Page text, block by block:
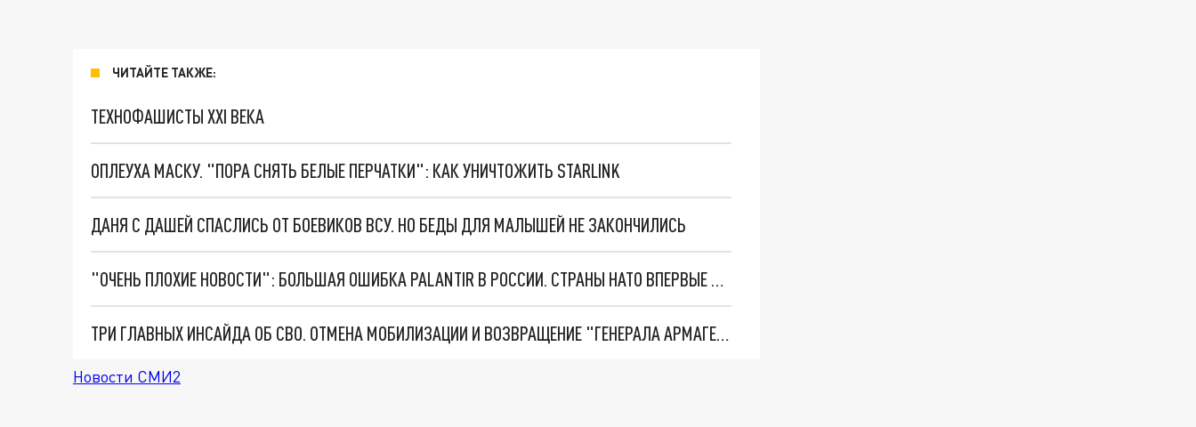
ЧИТАЙТЕ ТАКЖЕ:
ТЕХНОФАШИСТЫ XXI ВЕКА
ОПЛЕУХА МАСКУ. "ПОРА СНЯТЬ БЕЛЫЕ ПЕРЧАТКИ": КАК УНИЧТОЖИТЬ STARLINK
ДАНЯ С ДАШЕЙ СПАСЛИСЬ ОТ БОЕВИКОВ ВСУ. НО БЕДЫ ДЛЯ МАЛЫШЕЙ НЕ ЗАКОНЧИЛИСЬ
"ОЧЕНЬ ПЛОХИЕ НОВОСТИ": БОЛЬШАЯ ОШИБКА PALANTIR В РОССИИ. СТРАНЫ НАТО ВПЕРВЫЕ ЗА СВО ОСТАНОВИЛИ ПОСТАВКИ ОРУЖИЯ. ВСУ ТЕРЯЮТ ПРИГРАНИЧЬЕ?
ТРИ ГЛАВНЫХ ИНСАЙДА ОБ СВО. ОТМЕНА МОБИЛИЗАЦИИ И ВОЗВРАЩЕНИЕ "ГЕНЕРАЛА АРМАГЕДДОНА"? ОТЛИЧНЫЕ НОВОСТИ, КОТОРЫЕ ЖДАЛИ ВСЕ
Новости СМИ2